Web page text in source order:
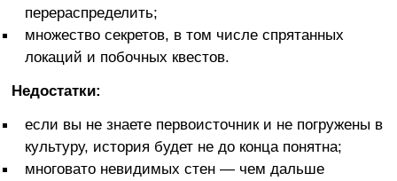
перераспределить;
множество секретов, в том числе спрятанных
локаций и побочных квестов.
Недостатки:
если вы не знаете первоисточник и не погружены в
культуру, история будет не до конца понятна;
многовато невидимых стен — чем дальше